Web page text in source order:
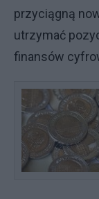
przyciągną
utrzymać
finansów